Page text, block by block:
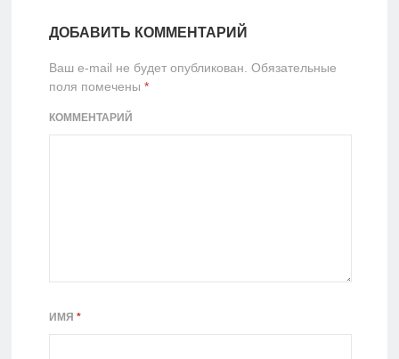
ДОБАВИТЬ КОММЕНТАРИЙ
Ваш e-mail не будет опубликован. Обязательные
поля помечены *
КОММЕНТАРИЙ
ИМЯ *